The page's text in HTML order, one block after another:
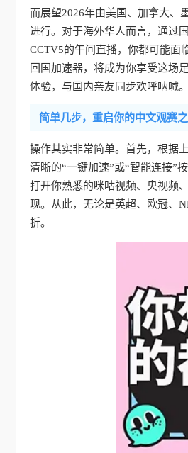
而展望2026年由美国、加拿大、
进行。对于海外华人而言，通过
CCTV5的午间直播，你都可能面
回国加速器，将成为你享受这场
体验，与国内亲友同步欢呼呐喊。
简单几步，重启你的中文观赛
操作其实非常简单。首先，根据
清晰的“一键加速”或“智能连接”
打开你熟悉的咪咕视频、央视频
现。从此，无论是英超、欧冠、
折。